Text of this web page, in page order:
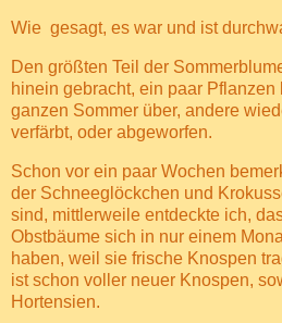
Wie gesagt, es war und ist
Den größten Teil der
hinein gebracht, ein paar
ganzen Sommer über, andere
verfärbt, oder abgeworfen.
Schon vor ein paar Wochen
der Schneeglöckchen und
sind, mittlerweile entdeckte ich,
Obstbäume sich in nur einem
haben, weil sie frische Knospen
ist schon voller neuer Knospen,
Hortensien.